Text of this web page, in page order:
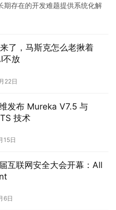
存在的开发难题提供系统化解
了，马斯克怎么老揪着
不放
22日
发布 Mureka V7.5 与
技术
15日
互联网安全大会开幕：All
6日